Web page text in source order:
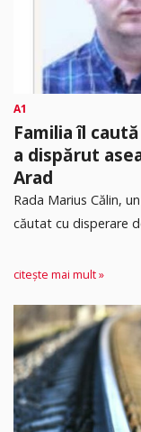
A1
Familia îl
a dispărut
Arad
Rada Marius Călin,
căutat cu disperare
citește mai mult »